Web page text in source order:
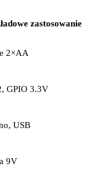
zastosowanie
2×AA
GPIO 3.3V
USB
9V